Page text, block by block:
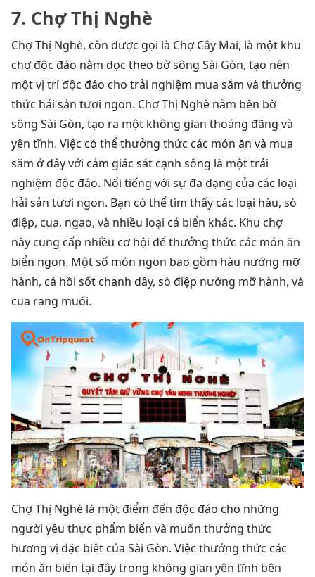
7. Chợ Thị Nghè
Chợ Thị Nghè, còn được gọi là Chợ Cây Mai, là một khu
chợ độc đáo nằm dọc theo bờ sông Sài Gòn, tạo nên
một vị trí độc đáo cho trải nghiệm mua sắm và thưởng
thức hải sản tươi ngon. Chợ Thị Nghè nằm bên bờ
sông Sài Gòn, tạo ra một không gian thoáng đãng và
yên tĩnh. Việc có thể thưởng thức các món ăn và mua
sắm ở đây với cảm giác sát cạnh sông là một trải
nghiệm độc đáo. Nổi tiếng với sự đa dạng của các loại
hải sản tươi ngon. Bạn có thể tìm thấy các loại hàu, sò
điệp, cua, ngao, và nhiều loại cá biển khác. Khu chợ
này cung cấp nhiều cơ hội để thưởng thức các món ăn
biển ngon. Một số món ngon bao gồm hàu nướng mỡ
hành, cá hồi sốt chanh dây, sò điệp nướng mỡ hành, và
cua rang muối.
Chợ Thị Nghè là một điểm đến độc đáo cho những
người yêu thực phẩm biển và muốn thưởng thức
hương vị đặc biệt của Sài Gòn. Việc thưởng thức các
món ăn biển tại đây trong không gian yên tĩnh bên